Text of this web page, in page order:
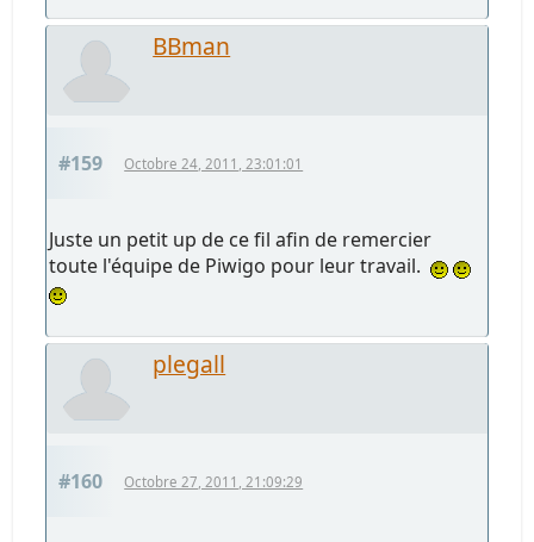
BBman
#159 Octobre 24, 2011, 23:01:01
Juste un petit up de ce fil afin de remercier
toute l'équipe de Piwigo pour leur travail.
plegall
#160 Octobre 27, 2011, 21:09:29